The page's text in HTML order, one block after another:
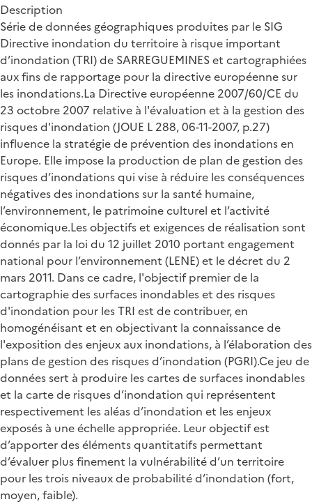
Description
Série de données géographiques produites par le SIG
Directive inondation du territoire à risque important
d’inondation (TRI) de SARREGUEMINES et cartographiées
aux fins de rapportage pour la directive européenne sur
les inondations.La Directive européenne 2007/60/CE du
23 octobre 2007 relative à l'évaluation et à la gestion des
risques d'inondation (JOUE L 288, 06-11-2007, p.27)
influence la stratégie de prévention des inondations en
Europe. Elle impose la production de plan de gestion des
risques d’inondations qui vise à réduire les conséquences
négatives des inondations sur la santé humaine,
l’environnement, le patrimoine culturel et l’activité
économique.Les objectifs et exigences de réalisation sont
donnés par la loi du 12 juillet 2010 portant engagement
national pour l’environnement (LENE) et le décret du 2
mars 2011. Dans ce cadre, l'objectif premier de la
cartographie des surfaces inondables et des risques
d'inondation pour les TRI est de contribuer, en
homogénéisant et en objectivant la connaissance de
l'exposition des enjeux aux inondations, à l’élaboration des
plans de gestion des risques d’inondation (PGRI).Ce jeu de
données sert à produire les cartes de surfaces inondables
et la carte de risques d’inondation qui représentent
respectivement les aléas d’inondation et les enjeux
exposés à une échelle appropriée. Leur objectif est
d’apporter des éléments quantitatifs permettant
d’évaluer plus finement la vulnérabilité d’un territoire
pour les trois niveaux de probabilité d’inondation (fort,
moyen, faible).